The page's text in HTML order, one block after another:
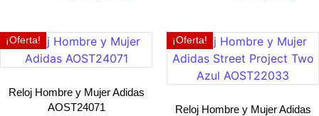
¡Oferta!
Reloj Hombre y Mujer Adidas
AOST24071
¡Oferta!
Reloj Hombre y Mujer Adidas